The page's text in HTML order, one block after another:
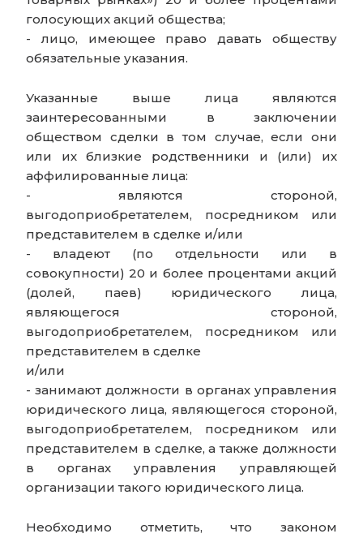
голосующих акций общества;
- лицо, имеющее право давать обществу
обязательные указания.
Указанные выше лица являются
заинтересованными в заключении
обществом сделки в том случае, если они
или их близкие родственники и (или) их
аффилированные лица:
- являются стороной,
выгодоприобретателем, посредником или
представителем в сделке и/или
- владеют (по отдельности или в
совокупности) 20 и более процентами акций
(долей, паев) юридического лица,
являющегося стороной,
выгодоприобретателем, посредником или
представителем в сделке
и/или
- занимают должности в органах управления
юридического лица, являющегося стороной,
выгодоприобретателем, посредником или
представителем в сделке, а также должности
в органах управления управляющей
организации такого юридического лица.
Необходимо отметить, что законом